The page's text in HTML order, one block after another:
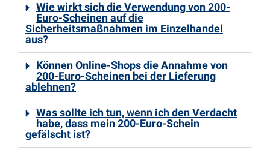
Wie wirkt sich die Verwendung von 200-
Euro-Scheinen auf die
Sicherheitsmaßnahmen im Einzelhandel
aus?
Können Online-Shops die Annahme von
200-Euro-Scheinen bei der Lieferung
ablehnen?
Was sollte ich tun, wenn ich den Verdacht
habe, dass mein 200-Euro-Schein
gefälscht ist?